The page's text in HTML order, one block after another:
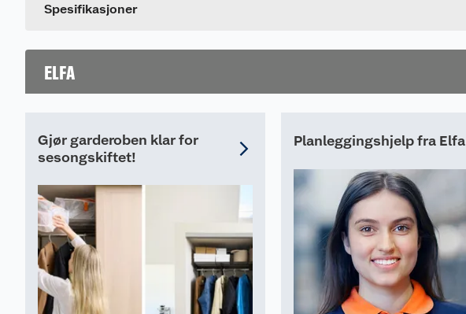
Spesifikasjoner
ELFA
Gjør garderoben klar for
sesongskiftet!
Planleggingshjelp fra Elfa